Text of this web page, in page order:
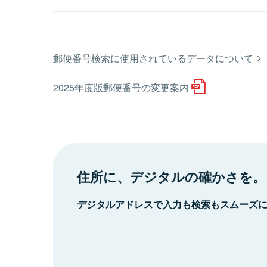
郵便番号検索に使用されているデータについて
2025年度版郵便番号の変更案内
住所に、デジタルの確かさを。
デジタルアドレスで入力も検索もスムーズ